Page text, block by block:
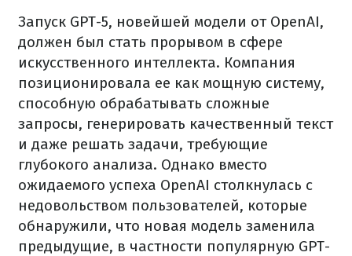
Запуск GPT-5, новейшей модели от OpenAI,
должен был стать прорывом в сфере
искусственного интеллекта. Компания
позиционировала ее как мощную систему,
способную обрабатывать сложные
запросы, генерировать качественный текст
и даже решать задачи, требующие
глубокого анализа. Однако вместо
ожидаемого успеха OpenAI столкнулась с
недовольством пользователей, которые
обнаружили, что новая модель заменила
предыдущие, в частности популярную GPT-